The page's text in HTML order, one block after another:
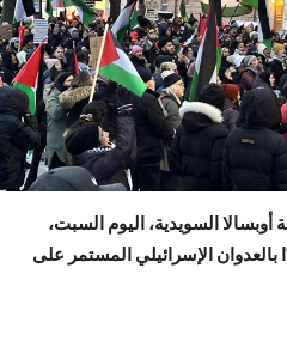
السويدية، اليوم السبت،
بالعدوان الإسرائيلي المستمر على